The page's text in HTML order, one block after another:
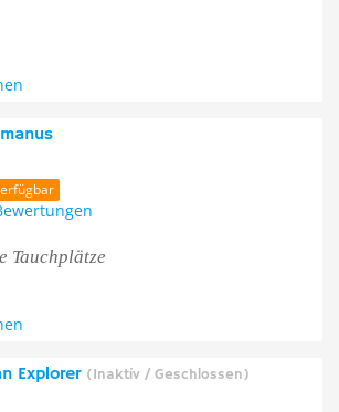
Tauchplätze
Explorer (Inaktiv / Geschlossen)